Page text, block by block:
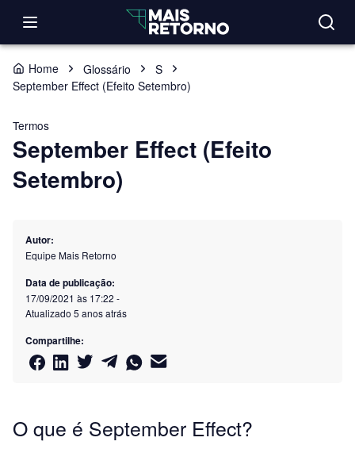
Home Glossário
S
September Effect (Efeito Setembro)
Termos
September Effect (Efeito
Setembro)
Autor:
Equipe Mais Retorno
Data de publicação:
17/09/2021 às 17:22 -
Atualizado 5 anos atrás
Compartilhe:
O que é September Effect?